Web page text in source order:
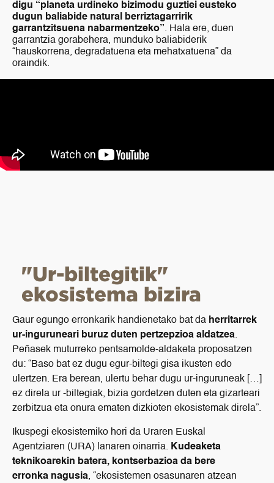
digu “planeta urdineko bizimodu guztiei eusteko
dugun baliabide natural berriztagarririk
garrantzitsuena nabarmentzeko”. Hala ere, duen
garrantzia gorabehera, munduko baliabiderik
“hauskorrena, degradatuena eta mehatxatuena” da
oraindik.
"Ur-biltegitik"
ekosistema bizira
Gaur egungo erronkarik handienetako bat da herritarrek
ur-inguruneari buruz duten pertzepzioa aldatzea.
Peñasek muturreko pentsamolde-aldaketa proposatzen
du: “Baso bat ez dugu egur-biltegi gisa ikusten edo
ulertzen. Era berean, ulertu behar dugu ur-inguruneak […]
ez direla ur -biltegiak, bizia gordetzen duten eta gizarteari
zerbitzua eta onura ematen dizkioten ekosistemak direla”.
Ikuspegi ekosistemiko hori da Uraren Euskal
Agentziaren (URA) lanaren oinarria. Kudeaketa
teknikoarekin batera, kontserbazioa da bere
erronka nagusia, “ekosistemen osasunaren atzean